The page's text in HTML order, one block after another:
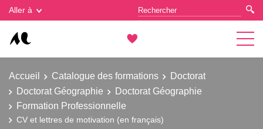
Aller à
Accueil Catalogue des formations
Doctorat
Doctorat Géographie
Doctorat Géographie
Formation Professionnelle
CV et lettres de motivation (en français)
Gestion des cookies